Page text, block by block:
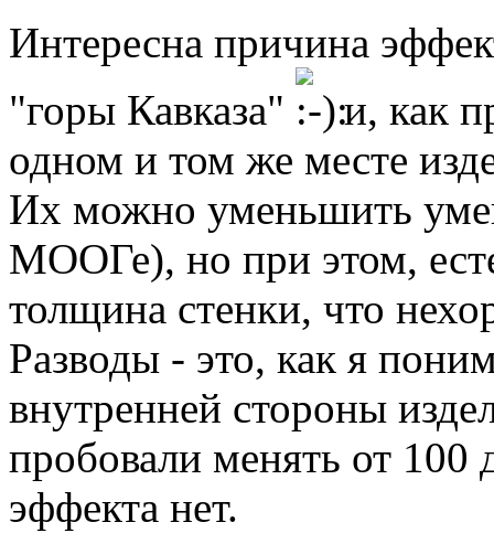
Интересна причина
"горы Кавказа"
и, как
одном и том же месте
Их можно уменьшить
МООГе), но при этом,
толщина стенки, что
Разводы - это, как я
внутренней стороны
пробовали менять от 100
эффекта нет.